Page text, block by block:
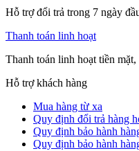
Hỗ trợ đổi trả trong 7 ngày
Thanh toán linh hoạt
Thanh toán linh hoạt tiền
Hỗ trợ khách hàng
Mua hàng từ xa
Quy định đổi trả hàng
Quy định bảo hành
Quy định bảo hành